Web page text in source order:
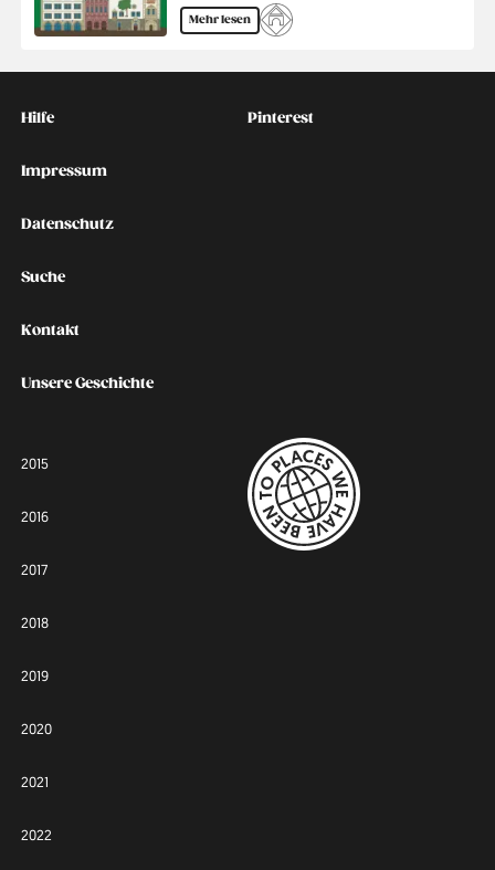
Mehr lesen
Kontakt
Hilfe
Impressum
Datenschutz
Suche
Kontakt
Unsere Geschichte
Social
Pinterest
2015
2016
2017
2018
2019
2020
2021
2022